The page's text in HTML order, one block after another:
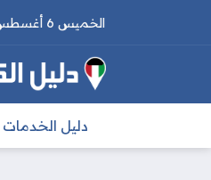
الخميس 6 أغسطس 2026 9:00 ص
دليل الخدمات